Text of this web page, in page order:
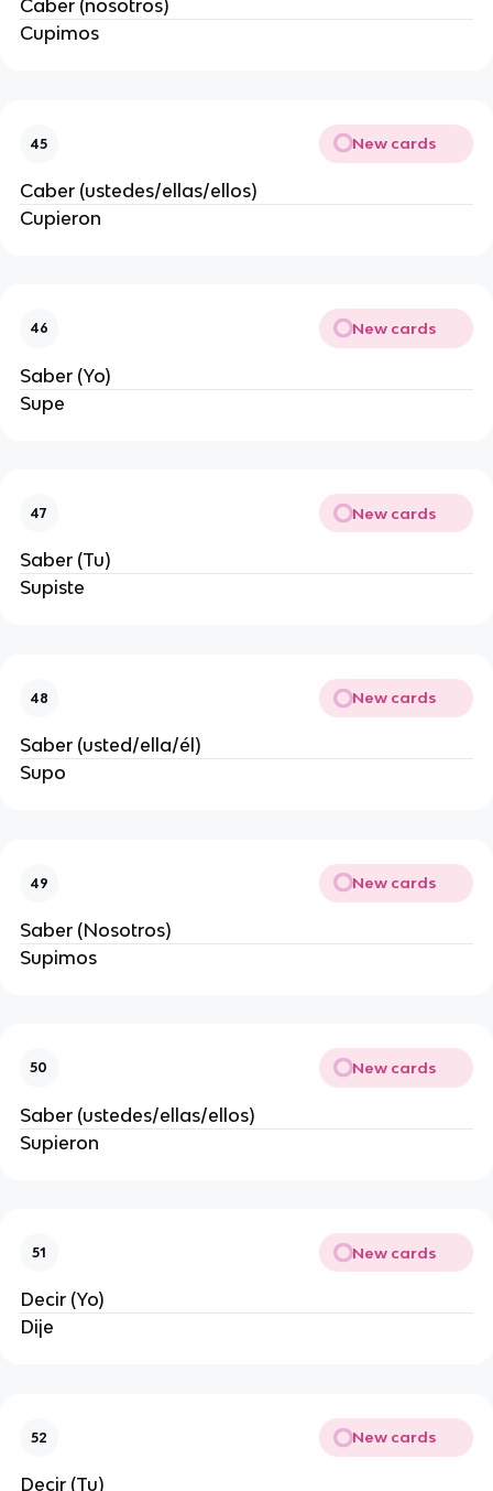
Caber (nosotros)
Cupimos
45 New cards
Caber (ustedes/ellas/ellos)
Cupieron
46 New cards
Saber (Yo)
Supe
47 New cards
Saber (Tu)
Supiste
48 New cards
Saber (usted/ella/él)
Supo
49 New cards
Saber (Nosotros)
Supimos
50 New cards
Saber (ustedes/ellas/ellos)
Supieron
51 New cards
Decir (Yo)
Dije
52 New cards
Decir (Tu)